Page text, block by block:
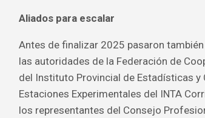
Aliados para escalar
Antes de finalizar 2025 pasaron
las autoridades de la Federación de
del Instituto Provincial de Estadísticas y
Estaciones Experimentales del INTA
los representantes del Consejo